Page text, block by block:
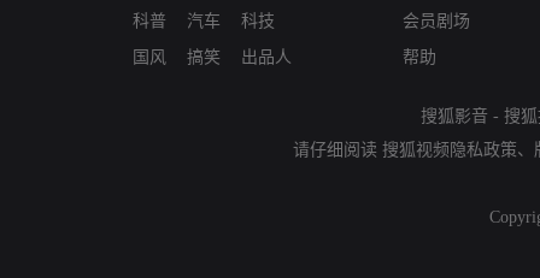
科普
国风
汽车
搞笑
科技
出品人
会员剧场
帮助
搜狐影音 - 搜
请仔细阅读 搜狐视频隐私政策、